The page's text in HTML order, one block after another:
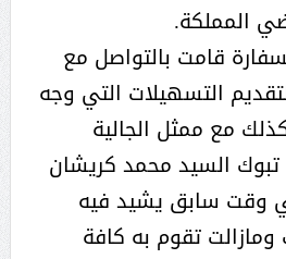
المملكة.
قامت بالتواصل مع
التسهيلات التي وجه
مع ممثل الجالية
تبوك السيد محمد كريشان
وقت سابق يشيد فيه
تقوم به كافة